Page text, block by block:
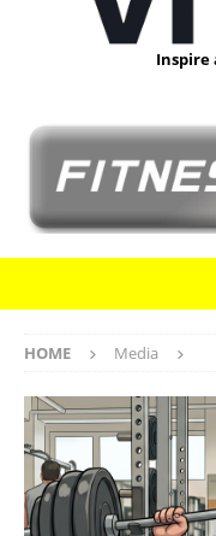
Inspire
HOME Media